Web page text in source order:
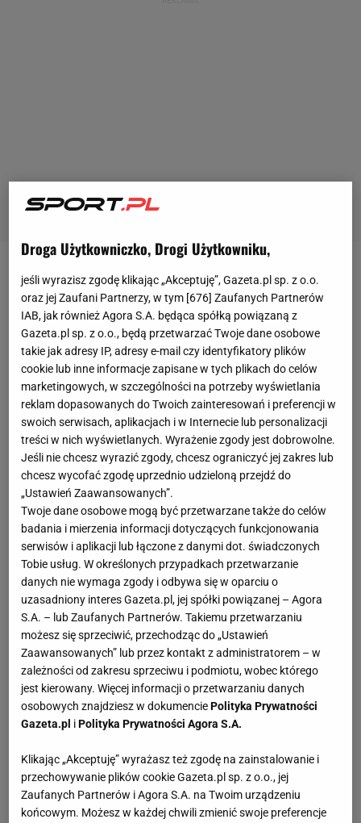
Były jakieś problemy z przyswojeniem nowej
technologii?
- Nie, bo przed turniejem odbyliśmy dziesięć
intensywnych dni szkoleń. Ćwiczyliśmy podczas
sparingów drużyn juniorskich. Po szkoleniu, cała
procedura była już dla nas zrozumiała. Teorię każdy
znał, trzeba było to sprawdzić jeszcze w praktyce.
Szymon Marciniak już wcześniej miał styczność z
systemem VAR, więc nam to pomogło. Codziennie
na treningach było kilkanaście spornych sytuacji, ale
kluczowa jest procedura współpracy między
boiskowymi arbitrami, a sędzią VAR. Tak, aby
konsultacja zajmowała jak najmniej czasu.
PZPN też was szkolił?
- Grupy Szymona Marciniaka [m.in.: Paweł Sokolnicki
i właśnie Listkiewicz – przyp.red] akurat wówczas
nie, bo nas szkoliła FIFA w Korei. Ale PZPN też od
dłuższego czasu intensywnie szkoli arbitrów.
Program VAR jest w tej chwili eksperymentem, a nie
częścią Przepisów Gry, więc wszystko nadzorowane
jest przez IFAB (Międzynarodowa Rada Piłkarska).
Droga Użytkowniczko, Drogi Użytkowniku,
jeśli wyrazisz zgodę klikając „Akceptuję”, Gazeta.pl sp. z o.o.
oraz jej Zaufani Partnerzy, w tym [676] Zaufanych Partnerów
IAB, jak również Agora S.A. będąca spółką powiązaną z
Gazeta.pl sp. z o.o., będą przetwarzać Twoje dane osobowe
takie jak adresy IP, adresy e-mail czy identyfikatory plików
cookie lub inne informacje zapisane w tych plikach do celów
marketingowych, w szczególności na potrzeby wyświetlania
reklam dopasowanych do Twoich zainteresowań i preferencji w
swoich serwisach, aplikacjach i w Internecie lub personalizacji
treści w nich wyświetlanych. Wyrażenie zgody jest dobrowolne.
Jeśli nie chcesz wyrazić zgody, chcesz ograniczyć jej zakres lub
chcesz wycofać zgodę uprzednio udzieloną przejdź do
„Ustawień Zaawansowanych”.
Twoje dane osobowe mogą być przetwarzane także do celów
badania i mierzenia informacji dotyczących funkcjonowania
serwisów i aplikacji lub łączone z danymi dot. świadczonych
Tobie usług. W określonych przypadkach przetwarzanie
danych nie wymaga zgody i odbywa się w oparciu o
uzasadniony interes Gazeta.pl, jej spółki powiązanej – Agora
S.A. – lub Zaufanych Partnerów. Takiemu przetwarzaniu
możesz się sprzeciwić, przechodząc do „Ustawień
Zaawansowanych” lub przez kontakt z administratorem – w
zależności od zakresu sprzeciwu i podmiotu, wobec którego
jest kierowany. Więcej informacji o przetwarzaniu danych
osobowych znajdziesz w dokumenciePolityka Prywatności
Gazeta.pl iPolityka Prywatności Agora S.A.
Klikając „Akceptuję” wyrażasz też zgodę na zainstalowanie i
przechowywanie plików cookie Gazeta.pl sp. z o.o., jej
Zaufanych Partnerów i Agora S.A. na Twoim urządzeniu
końcowym. Możesz w każdej chwili zmienić swoje preferencje